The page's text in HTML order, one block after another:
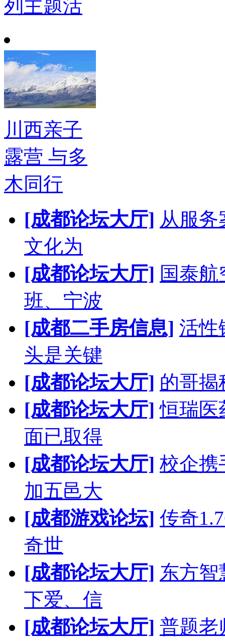
列主题活
川西亲子
露营 与多
木同行
[成都论坛大厅] 从服
文化为
[成都论坛大厅] 国泰
班、宁波
[成都二手房信息] 活性
头是关键
[成都论坛大厅] 的哥揭
[成都论坛大厅] 恒瑞医
面已取得
[成都论坛大厅] 校企携
加五邑大
[成都游戏论坛] 传奇
奇世
[成都论坛大厅] 东方智
下爱、信
[成都论坛大厅] 普题老